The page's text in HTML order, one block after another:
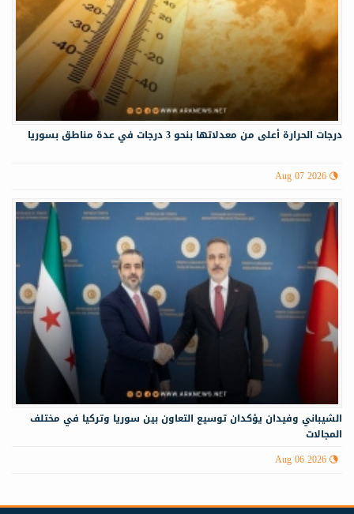
درجات الحرارة أعلى من معدلاتها بنحو 3 درجات في عدة مناطق بسوريا
Aug 07 2026
الشيباني وفيدان يؤكدان توسيع التعاون بين سوريا وتركيا في مختلف
المجالات
Aug 06 2026